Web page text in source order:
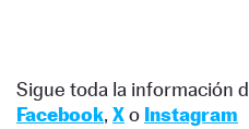
Sigue toda la información
Facebook, Xo Instagram